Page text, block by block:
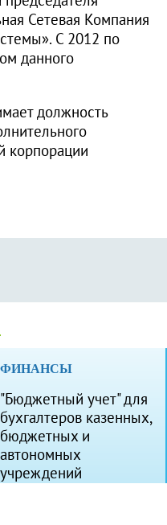
Сетевая Компания
С 2012 по
данного
должность
корпорации
ФИНАНСЫ
"Бюджетный учет" для
бухгалтеров казенных,
бюджетных и
автономных
учреждений